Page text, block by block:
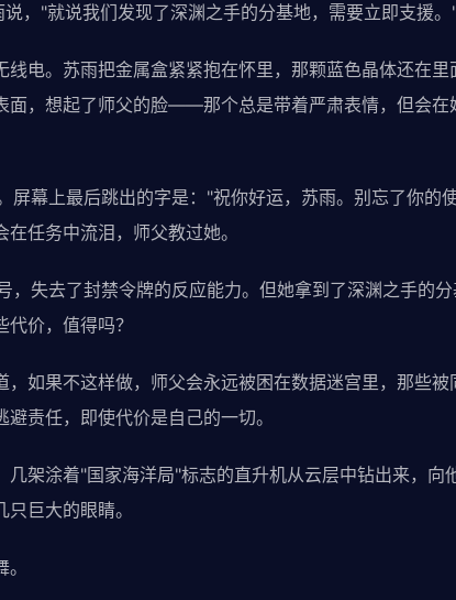
"就说我们发现了深渊之手的分基地，需要立即支援。
电。苏雨把金属盒紧紧抱在怀里，那颗蓝色晶体还在里
面，想起了师父的脸——那个总是带着严肃表情，但会在
幕上最后跳出的字是："祝你好运，苏雨。别忘了你的
任务中流泪，师父教过她。
失去了封禁令牌的反应能力。但她拿到了深渊之手的分
价，值得吗？
如果不这样做，师父会永远被困在数据迷宫里，那些被
责任，即使代价是自己的一切。
架涂着"国家海洋局"标志的直升机从云层中钻出来，向
巨大的眼睛。